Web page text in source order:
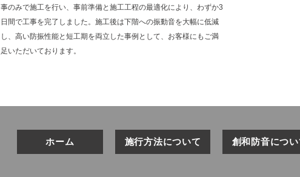
事のみで施工を行い、事前準備と施工工程の最適化により、わずか3
日間で工事を完了しました。施工後は下階への振動音を大幅に低減
し、高い防振性能と短工期を両立した事例として、お客様にもご満
足いただいております。
ホーム 施行方法について 創和防音につい